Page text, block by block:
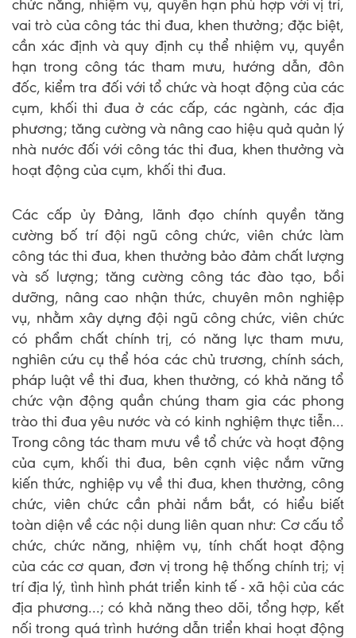
chức năng, nhiệm vụ, quyền hạn phù hợp với vị trí,
vai trò của công tác thi đua, khen thưởng; đặc biệt,
cần xác định và quy định cụ thể nhiệm vụ, quyền
hạn trong công tác tham mưu, hướng dẫn, đôn
đốc, kiểm tra đối với tổ chức và hoạt động của các
cụm, khối thi đua ở các cấp, các ngành, các địa
phương; tăng cường và nâng cao hiệu quả quản lý
nhà nước đối với công tác thi đua, khen thưởng và
hoạt động của cụm, khối thi đua.
Các cấp ủy Đảng, lãnh đạo chính quyền tăng
cường bố trí đội ngũ công chức, viên chức làm
công tác thi đua, khen thưởng bảo đảm chất lượng
và số lượng; tăng cường công tác đào tạo, bồi
dưỡng, nâng cao nhận thức, chuyên môn nghiệp
vụ, nhằm xây dựng đội ngũ công chức, viên chức
có phẩm chất chính trị, có năng lực tham mưu,
nghiên cứu cụ thể hóa các chủ trương, chính sách,
pháp luật về thi đua, khen thưởng, có khả năng tổ
chức vận động quần chúng tham gia các phong
trào thi đua yêu nước và có kinh nghiệm thực tiễn...
Trong công tác tham mưu về tổ chức và hoạt động
của cụm, khối thi đua, bên cạnh việc nắm vững
kiến thức, nghiệp vụ về thi đua, khen thưởng, công
chức, viên chức cần phải nắm bắt, có hiểu biết
toàn diện về các nội dung liên quan như: Cơ cấu tổ
chức, chức năng, nhiệm vụ, tính chất hoạt động
của các cơ quan, đơn vị trong hệ thống chính trị; vị
trí địa lý, tình hình phát triển kinh tế - xã hội của các
địa phương...; có khả năng theo dõi, tổng hợp, kết
nối trong quá trình hướng dẫn triển khai hoạt động